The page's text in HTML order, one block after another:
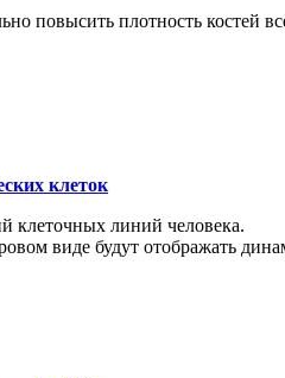
плотность костей
клеток
клеточных линий человека.
виде будут отображать